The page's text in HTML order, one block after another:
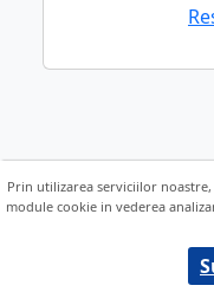
Prin utilizarea serviciilor
module cookie in vederea